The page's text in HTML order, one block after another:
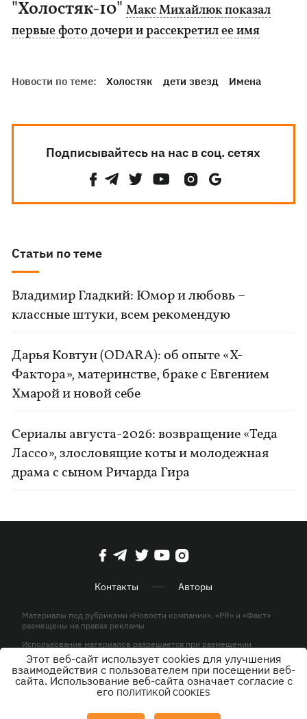
"Холостяк-10"Макс Михайлюк показал
первые фото дочери и рассекретил ее имя
Новости по теме: Холостяк дети звезд Имена
Подписывайтесь на нас в соц. сетях
Статьи по теме
Владимир Гладкий: Юмор и любовь –
классные штуки, всем рекомендую
Дарья Ковтун (ODARA): об опыте «Х-
Фактора», материнстве, браке с Евгением
Хмарой и новой себе
Сериалы августа-2026: возвращение «Теда
Лассо», злословящие коты и молодежная
драма с сыном Ричарда Гира
Контакты Авторы
Материалы под рубриками «Новости компании», «PR» и «Факт»
размещены на правах рекламы
Использование материалов разрешается при размещении
активной гиперссылки на KP.UA в первом абзаце.
© ООО «ЮЛАВ МЕДИА»,2026. Все права защищены.
Этот веб-сайт использует cookies для улучшения
взаимодействия с пользователем при посещении веб-
сайта. Использование веб-сайта означает согласие с
его ПОЛИТИКОЙ COOKIES